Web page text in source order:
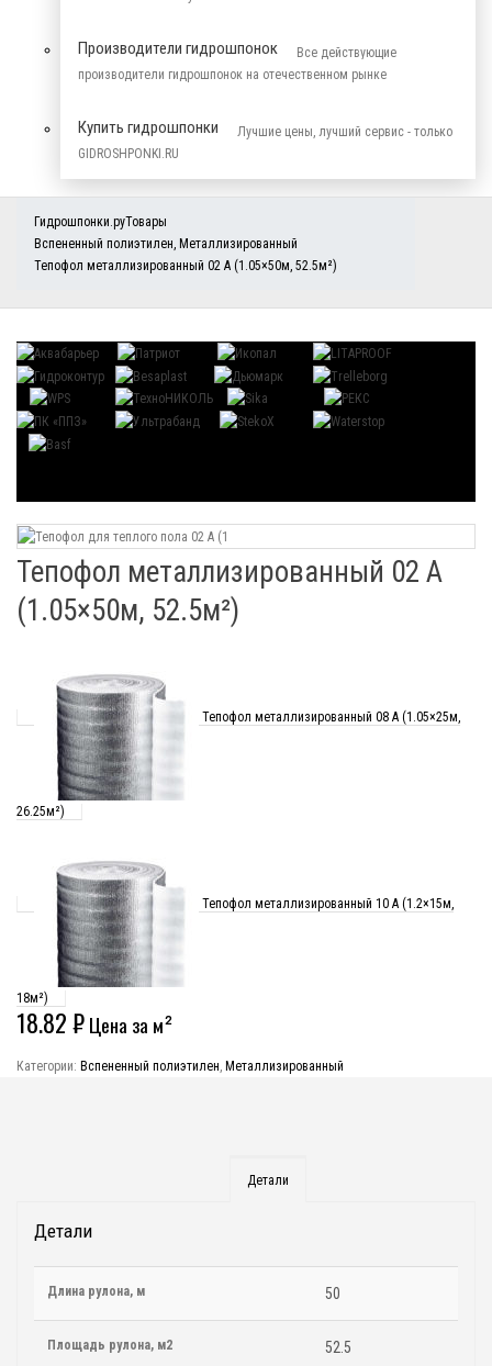
Производители гидрошпонок
Все действующие
производители гидрошпонок на отечественном рынке
Купить гидрошпонки
Лучшие цены, лучший сервис - только
GIDROSHPONKI.RU
Гидрошпонки.руТовары
Вспененный полиэтилен, Металлизированный
Тепофол металлизированный 02 А (1.05×50м, 52.5м²)
Тепофол металлизированный 02 А
(1.05×50м, 52.5м²)
Тепофол металлизированный 08 А (1.05×25м,
26.25м²)
Тепофол металлизированный 10 А (1.2×15м,
18м²)
18.82₽Цена за м²
Категории: Вспененный полиэтилен, Металлизированный
Детали
Детали
Длина рулона, м 50
Площадь рулона, м2 52.5